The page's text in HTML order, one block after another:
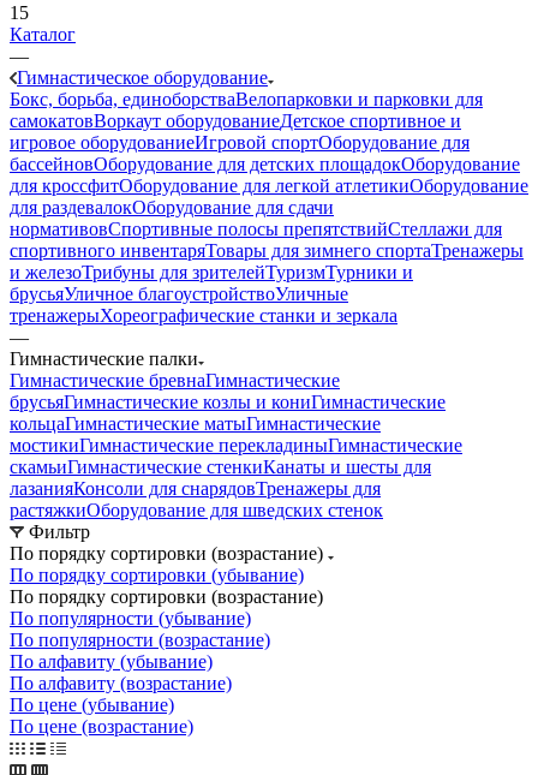
15
Каталог
—
Гимнастическое оборудование
Бокс, борьба, единоборстваВелопарковки и парковки для
самокатовВоркаут оборудованиеДетское спортивное и
игровое оборудованиеИгровой спортОборудование для
бассейновОборудование для детских площадокОборудование
для кроссфитОборудование для легкой атлетикиОборудование
для раздевалокОборудование для сдачи
нормативовСпортивные полосы препятствийСтеллажи для
спортивного инвентаряТовары для зимнего спортаТренажеры
и железоТрибуны для зрителейТуризмТурники и
брусьяУличное благоустройствоУличные
тренажерыХореографические станки и зеркала
—
Гимнастические палки
Гимнастические бревнаГимнастические
брусьяГимнастические козлы и кониГимнастические
кольцаГимнастические матыГимнастические
мостикиГимнастические перекладиныГимнастические
скамьиГимнастические стенкиКанаты и шесты для
лазанияКонсоли для снарядовТренажеры для
растяжкиОборудование для шведских стенок
Фильтр
По порядку сортировки (возрастание)
По порядку сортировки (убывание)
По порядку сортировки (возрастание)
По популярности (убывание)
По популярности (возрастание)
По алфавиту (убывание)
По алфавиту (возрастание)
По цене (убывание)
По цене (возрастание)